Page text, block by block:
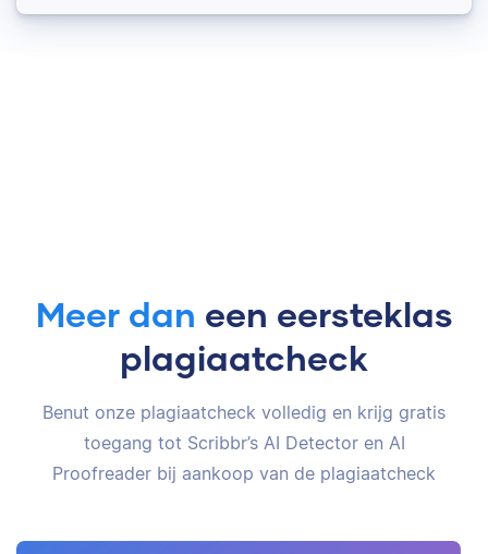
Meer dan een eersteklas
plagiaatcheck
Benut onze plagiaatcheck volledig en krijg gratis
toegang tot Scribbr’s AI Detector en AI
Proofreader bij aankoop van de plagiaatcheck